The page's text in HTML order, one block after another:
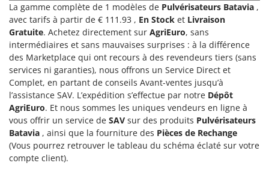
D
Débroussailleuses
Décompacteurs agricoles
Découpeurs plasma
Déplaqueuses de gazon
Désherbeurs thermiques et mécaniques
Déshumidificateurs
Draineuses
E
Échelles en aluminium
Bissell
Black & Decker
BlackStone
Blue Bird
Bomet
Bosch
Brumi
BullMach
C
La gamme complète de 1 modèles de Pulvérisateurs Batavia ,
avec tarifs à partir de € 111.93 , En Stock et Livraison
Gratuite. Achetez directement sur AgriEuro, sans
intermédiaires et sans mauvaises surprises : à la différence
des Marketplace qui ont recours à des revendeurs tiers (sans
services ni garanties), nous offrons un Service Direct et
Complet, en partant de conseils Avant-ventes jusqu’à
l’assistance SAV. L’expédition s’effectue par notre Dépôt
AgriEuro. Et nous sommes les uniques vendeurs en ligne à
vous offrir un service de SAV sur des produits Pulvérisateurs
Batavia , ainsi que la fourniture des Pièces de Rechange
(Vous pourrez retrouver le tableau du schéma éclaté sur votre
compte client).